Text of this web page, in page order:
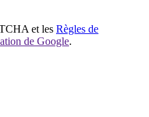
et les Règles de
de Google.